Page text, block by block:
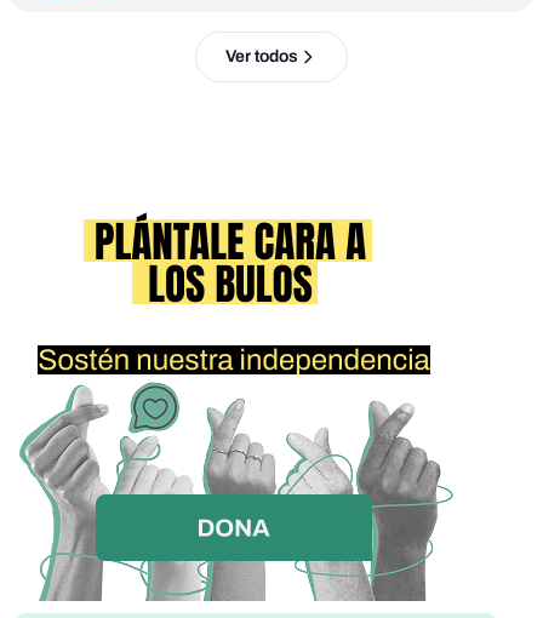
Ver todos